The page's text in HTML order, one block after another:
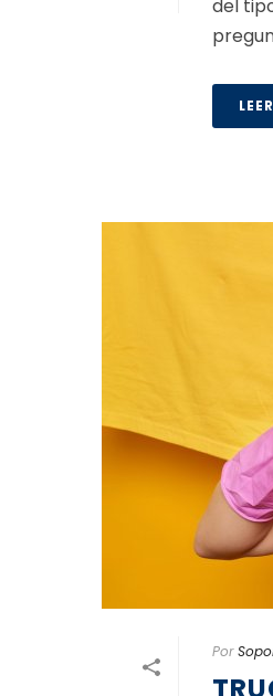
del
Por